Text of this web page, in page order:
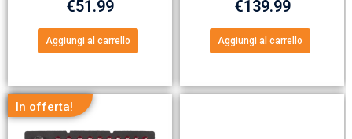
€51.99
Aggiungi al carrello
€139.99
Aggiungi al carrello
In offerta!